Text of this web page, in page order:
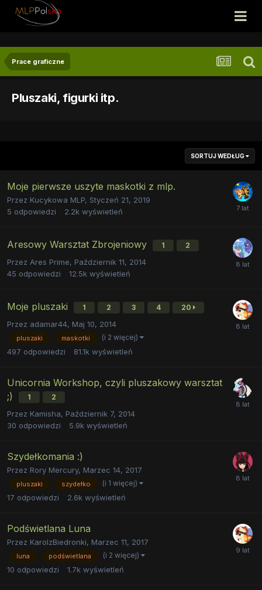
Prace graficzne
Pluszaki, figurki itp.
SORTUJ WEDŁUG
Moje pierwsze uszyte maskotki z mlp.
Przez Kucykowa MLP, Styczeń 21, 2019
5 odpowiedzi 2.2k wyświetleń
Aresowy Warsztat Zbrojeniowy 1 2
Przez Ares Prime, Październik 11, 2014
45 odpowiedzi 12.5k wyświetleń
Moje pluszaki 1 2 3 4 20
Przez adamar44, Maj 10, 2014
pluszaki maskotki (i 2 więcej)
497 odpowiedzi 81.1k wyświetleń
Unicornia Workshop, czyli pluszakowy warsztat
;)
1 2
Przez Kamisha, Październik 7, 2014
30 odpowiedzi 5.9k wyświetleń
Szydełkomania :)
Przez Rory Mercury, Marzec 14, 2017
pluszaki szydełko (i 1 więcej)
17 odpowiedzi 2.6k wyświetleń
Podświetlana Luna
Przez KarolzBiedronki, Marzec 11, 2017
luna podświetlana (i 2 więcej)
10 odpowiedzi 1.7k wyświetleń